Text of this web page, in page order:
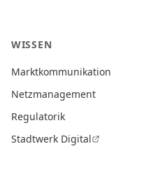
WISSEN
Marktkommunikation
Netzmanagement
Regulatorik
Stadtwerk Digital